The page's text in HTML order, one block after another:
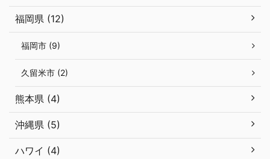
福岡県 (12)
福岡市 (9)
久留米市 (2)
熊本県 (4)
沖縄県 (5)
ハワイ (4)